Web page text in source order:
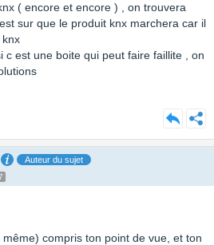
( encore et encore ) , on trouvera
sur que le produit knx marchera car il
c est une boite qui peut faire faillite , on
Auteur du sujet
compris ton point de vue, et ton